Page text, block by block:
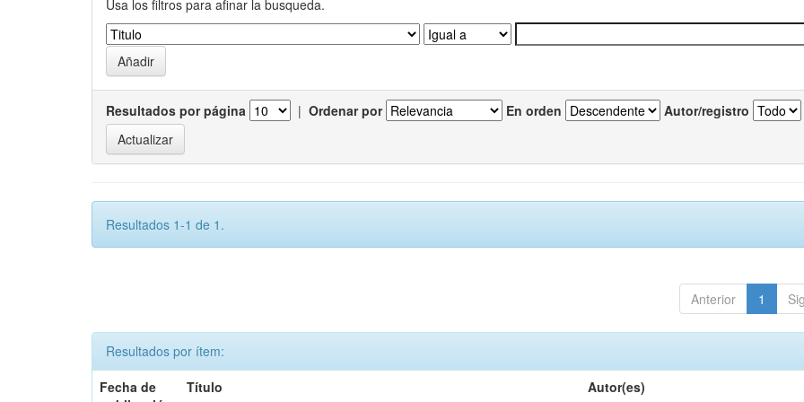
Usa los filtros para afinar la busqueda.
Resultados por página | Ordenar por En orden Autor/registro
Resultados 1-1 de 1.
Anterior 1
Resultados por ítem:
Fecha de
Título Autor(es)